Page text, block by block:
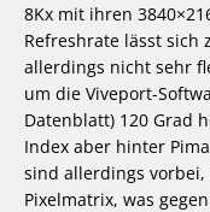
8Kx mit ihren
Refreshrate lässt sich
allerdings nicht sehr
um die Viveport-
Datenblatt) 120 Grad
Index aber hinter
sind allerdings vorbei,
Pixelmatrix, was